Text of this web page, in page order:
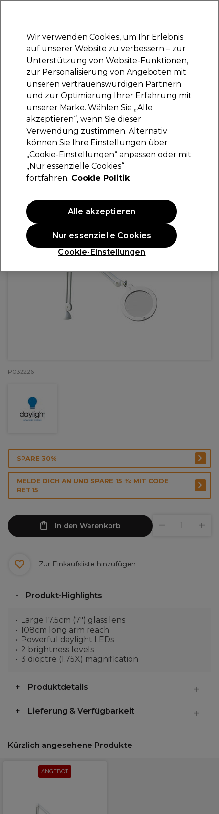
Anmelden
Marken Deals Haare Elektrogeräte Saloneinrichtung
Lieferung und Lieferzeiten
– mehr erfahren
Daylight
Daylight ED Mag Lamp XL White
0
92,67 €132,39 €
P032226
SPARE 30%
MELDE DICH AN UND SPARE 15 %: MIT CODE
RET15
In den Warenkorb
Zur Einkaufsliste hinzufügen
Produkt-Highlights
Large 17.5cm (7") glass lens
108cm long arm reach
Powerful daylight LEDs
2 brightness levels
3 dioptre (1.75X) magnification
Produktdetails
Lieferung & Verfügbarkeit
Kürzlich angesehene Produkte
ANGEBOT
Wir verwenden Cookies, um Ihr Erlebnis
auf unserer Website zu verbessern – zur
Unterstützung von Website-Funktionen,
zur Personalisierung von Angeboten mit
unseren vertrauenswürdigen Partnern
und zur Optimierung Ihrer Erfahrung mit
unserer Marke. Wählen Sie „Alle
akzeptieren“, wenn Sie dieser
Verwendung zustimmen. Alternativ
können Sie Ihre Einstellungen über
„Cookie-Einstellungen“ anpassen oder mit
„Nur essenzielle Cookies“
fortfahren. Cookie Politik
Cookie-Einstellungen
Nur essenzielle Cookies
Alle akzeptieren